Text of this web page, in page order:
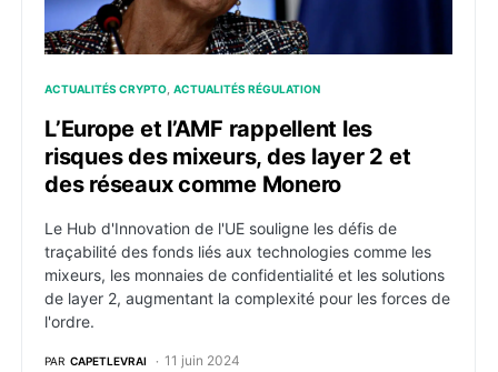
ACTUALITÉS CRYPTO ACTUALITÉS RÉGULATION
L’Europe et l’AMF rappellent les
risques des mixeurs, des layer 2 et
des réseaux comme Monero
Le Hub d'Innovation de l'UE souligne les défis de
traçabilité des fonds liés aux technologies comme les
mixeurs, les monnaies de confidentialité et les solutions
de layer 2, augmentant la complexité pour les forces de
l'ordre.
PAR CAPETLEVRAI 11 juin 2024